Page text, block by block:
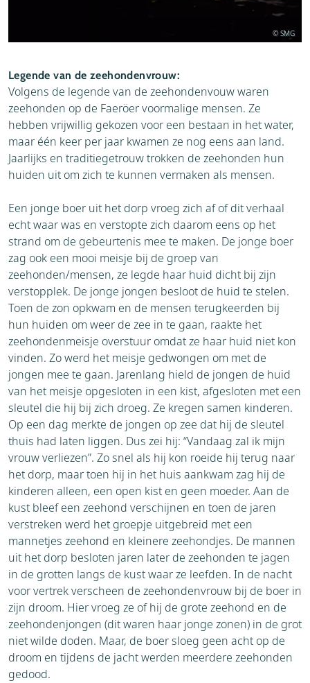
© SMG
Legende van de zeehondenvrouw:
Volgens de legende van de zeehondenvouw waren
zeehonden op de Faeröer voormalige mensen. Ze
hebben vrijwillig gekozen voor een bestaan in het water,
maar één keer per jaar kwamen ze nog eens aan land.
Jaarlijks en traditiegetrouw trokken de zeehonden hun
huiden uit om zich te kunnen vermaken als mensen.
Een jonge boer uit het dorp vroeg zich af of dit verhaal
echt waar was en verstopte zich daarom eens op het
strand om de gebeurtenis mee te maken. De jonge boer
zag ook een mooi meisje bij de groep van
zeehonden/mensen, ze legde haar huid dicht bij zijn
verstopplek. De jonge jongen besloot de huid te stelen.
Toen de zon opkwam en de mensen terugkeerden bij
hun huiden om weer de zee in te gaan, raakte het
zeehondenmeisje overstuur omdat ze haar huid niet kon
vinden. Zo werd het meisje gedwongen om met de
jongen mee te gaan. Jarenlang hield de jongen de huid
van het meisje opgesloten in een kist, afgesloten met een
sleutel die hij bij zich droeg. Ze kregen samen kinderen.
Op een dag merkte de jongen op zee dat hij de sleutel
thuis had laten liggen. Dus zei hij: “Vandaag zal ik mijn
vrouw verliezen”. Zo snel als hij kon roeide hij terug naar
het dorp, maar toen hij in het huis aankwam zag hij de
kinderen alleen, een open kist en geen moeder. Aan de
kust bleef een zeehond verschijnen en toen de jaren
verstreken werd het groepje uitgebreid met een
mannetjes zeehond en kleinere zeehondjes. De mannen
uit het dorp besloten jaren later de zeehonden te jagen
in de grotten langs de kust waar ze leefden. In de nacht
voor vertrek verscheen de zeehondenvrouw bij de boer in
zijn droom. Hier vroeg ze of hij de grote zeehond en de
zeehondenjongen (dit waren haar jonge zonen) in de grot
niet wilde doden. Maar, de boer sloeg geen acht op de
droom en tijdens de jacht werden meerdere zeehonden
gedood.